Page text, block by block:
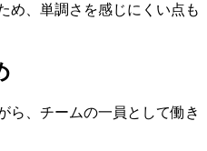
め、単調さを感じにくい点も
、チームの一員として働き